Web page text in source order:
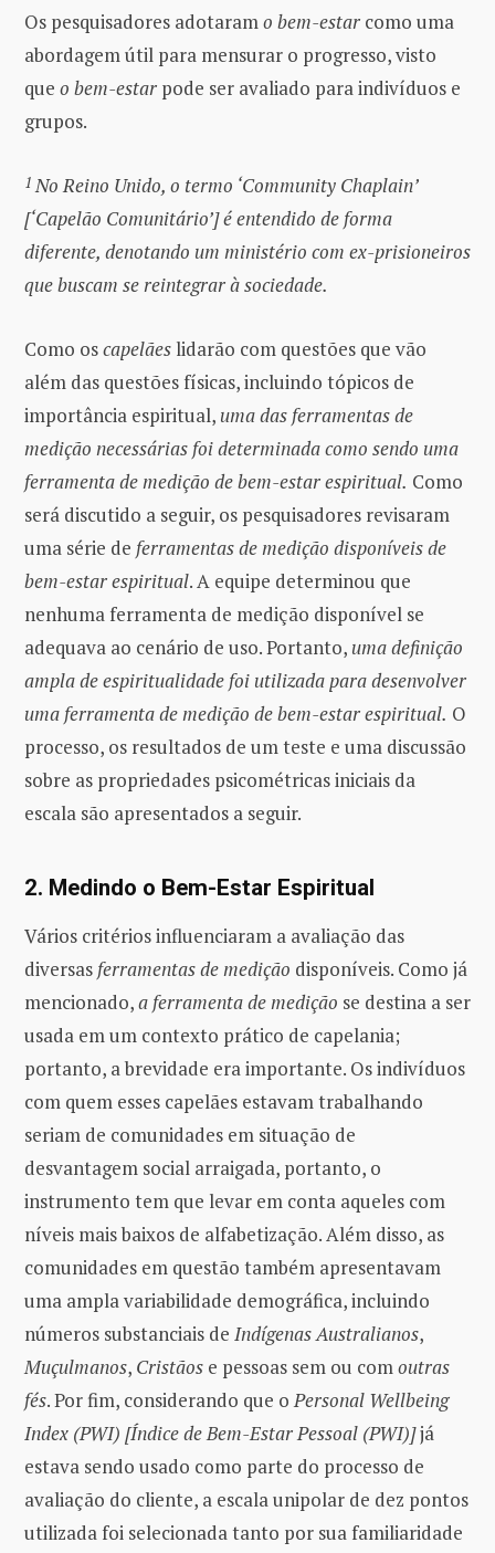
Os pesquisadores adotaram o bem-estar como uma
abordagem útil para mensurar o progresso, visto
que o bem-estar pode ser avaliado para indivíduos e
grupos.
1 No Reino Unido, o termo ‘Community Chaplain’
[‘Capelão Comunitário’] é entendido de forma
diferente, denotando um ministério com ex-prisioneiros
que buscam se reintegrar à sociedade.
Como oscapelães lidarão com questões que vão
além das questões físicas, incluindo tópicos de
importância espiritual, uma das ferramentas de
medição necessárias foi determinada como sendo uma
ferramenta de medição de bem-estar espiritual. Como
será discutido a seguir, os pesquisadores revisaram
uma série de ferramentas de medição disponíveis de
bem-estar espiritual. A equipe determinou que
nenhuma ferramenta de medição disponível se
adequava ao cenário de uso. Portanto, uma definição
ampla de espiritualidade foi utilizada para desenvolver
uma ferramenta de medição de bem-estar espiritual. O
processo, os resultados de um teste e uma discussão
sobre as propriedades psicométricas iniciais da
escala são apresentados a seguir.
2. Medindo o Bem-Estar Espiritual
Vários critérios influenciaram a avaliação das
diversas ferramentas de medição disponíveis. Como já
mencionado,a ferramenta de medição se destina a ser
usada em um contexto prático de capelania;
portanto, a brevidade era importante. Os indivíduos
com quem esses capelães estavam trabalhando
seriam de comunidades em situação de
desvantagem social arraigada, portanto, o
instrumento tem que levar em conta aqueles com
níveis mais baixos de alfabetização. Além disso, as
comunidades em questão também apresentavam
uma ampla variabilidade demográfica, incluindo
números substanciais de Indígenas Australianos,
Muçulmanos, Cristãos e pessoas sem ou comoutras
fés. Por fim, considerando que oPersonal Wellbeing
Index (PWI) [Índice de Bem-Estar Pessoal (PWI)]já
estava sendo usado como parte do processo de
avaliação do cliente, a escala unipolar de dez pontos
utilizada foi selecionada tanto por sua familiaridade